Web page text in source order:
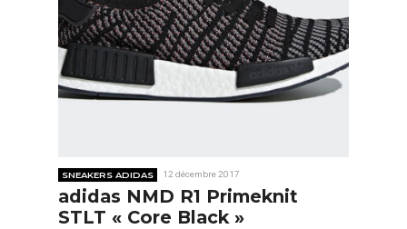
SNEAKERS ADIDAS 12 décembre 2017
adidas NMD R1 Primeknit
STLT « Core Black »